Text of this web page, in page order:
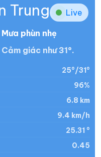
Trung Live
Mưa phùn nhẹ
Cảm giác như 31°.
25°/31°
96%
6.8 km
9.4 km/h
25.31 °
0.45